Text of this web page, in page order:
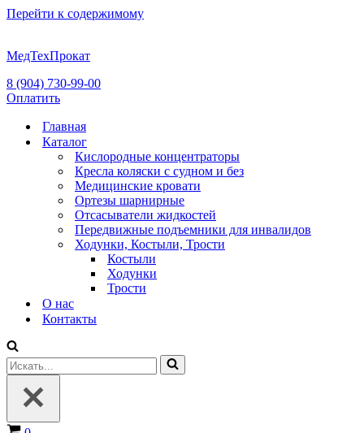
Перейти к содержимому
МедТехПрокат
8 (904) 730-99-00
Оплатить
Главная
Каталог
Кислородные концентраторы
Кресла коляски с судном и без
Медицинские кровати
Ортезы шарнирные
Отсасыватели жидкостей
Передвижные подъемники для инвалидов
Ходунки, Костыли, Трости
Костыли
Ходунки
Трости
О нас
Контакты
Искать...
Корзина